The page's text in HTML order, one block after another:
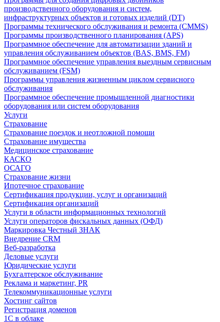
производственного оборудования и систем,
инфраструктурных объектов и готовых изделий (DT)
Программы технического обслуживания и ремонта (CMMS)
Программы производственного планирования (APS)
Программное обеспечение для автоматизации зданий и
управления обслуживанием объектов (BAS, BMS, FM)
Программное обеспечение управления выездным сервисным
обслуживанием (FSM)
Программы управления жизненным циклом сервисного
обслуживания
Программное обеспечение промышленной диагностики
оборудования или систем оборудования
Услуги
Страхование
Страхование поездок и неотложной помощи
Страхование имущества
Медицинское страхование
КАСКО
ОСАГО
Страхование жизни
Ипотечное страхование
Сертификация продукции, услуг и организаций
Сертификация организаций
Услуги в области информационных технологий
Услуги операторов фискальных данных (ОФД)
Маркировка Честный ЗНАК
Внедрение CRM
Веб-разработка
Деловые услуги
Юридические услуги
Бухгалтерское обслуживание
Реклама и маркетинг, PR
Телекоммуникационные услуги
Хостинг сайтов
Регистрация доменов
1С в облаке